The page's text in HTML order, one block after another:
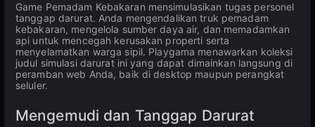
Game Pemadam Kebakaran mensimulasikan tugas personel
tanggap darurat. Anda mengendalikan truk pemadam
kebakaran, mengelola sumber daya air, dan memadamkan
api untuk mencegah kerusakan properti serta
menyelamatkan warga sipil. Playgama menawarkan koleksi
judul simulasi darurat ini yang dapat dimainkan langsung di
peramban web Anda, baik di desktop maupun perangkat
seluler.
Mengemudi dan Tanggap Darurat